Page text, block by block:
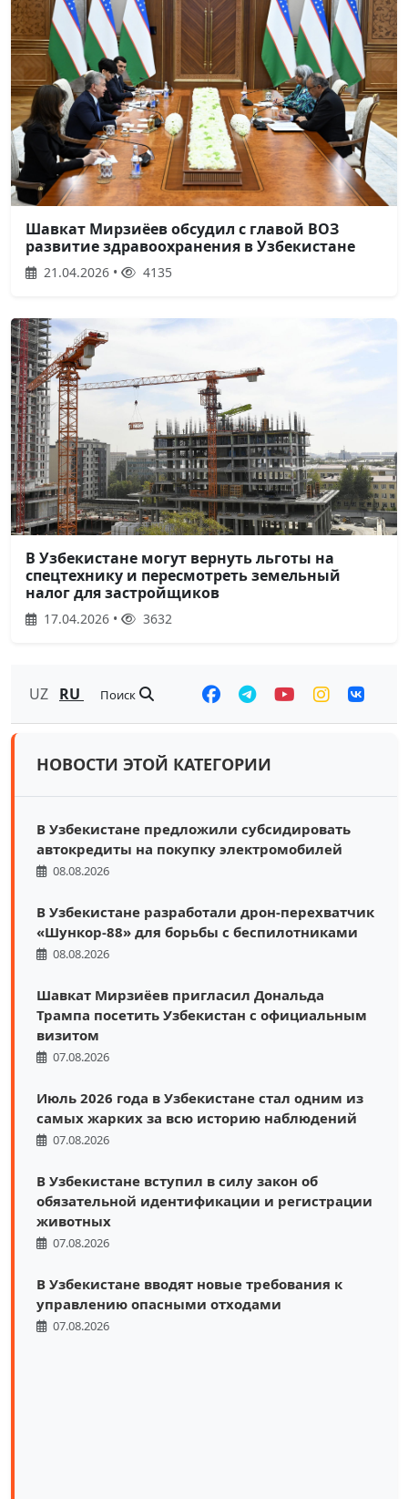
Шавкат Мирзиёев обсудил с главой ВОЗ
развитие здравоохранения в Узбекистане
21.04.2026 • 4135
В Узбекистане могут вернуть льготы на
спецтехнику и пересмотреть земельный
налог для застройщиков
17.04.2026 • 3632
UZ RU Поиск
НОВОСТИ ЭТОЙ КАТЕГОРИИ
В Узбекистане предложили субсидировать
автокредиты на покупку электромобилей
08.08.2026
В Узбекистане разработали дрон-перехватчик
«Шункор-88» для борьбы с беспилотниками
08.08.2026
Шавкат Мирзиёев пригласил Дональда
Трампа посетить Узбекистан с официальным
визитом
07.08.2026
Июль 2026 года в Узбекистане стал одним из
самых жарких за всю историю наблюдений
07.08.2026
В Узбекистане вступил в силу закон об
обязательной идентификации и регистрации
животных
07.08.2026
В Узбекистане вводят новые требования к
управлению опасными отходами
07.08.2026